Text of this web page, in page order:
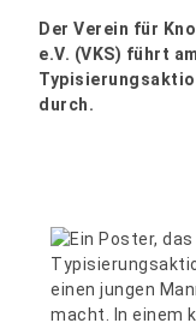
Der Verein für
e.V. (VKS) führt
durch.